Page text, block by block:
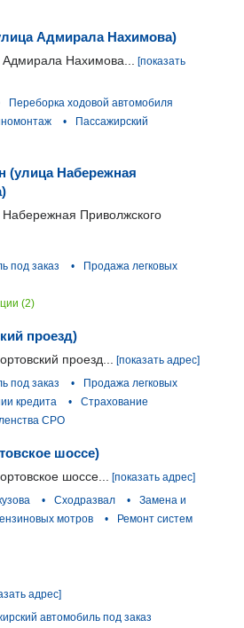
Адмирала Нахимова)
Нахимова...
[показать
Переборка ходовой автомобиля
•
Пассажирский
(улица Набережная
Набережная Приволжского
под заказ •
Продажа легковых
(2)
проезд)
проезд... [показать адрес]
под заказ •
Продажа легковых
кредита •
Страхование
СРО
шоссе)
шоссе...
[показать адрес]
• Сходразвал •
Замена и
мотров •
Ремонт систем
адрес]
автомобиль под заказ